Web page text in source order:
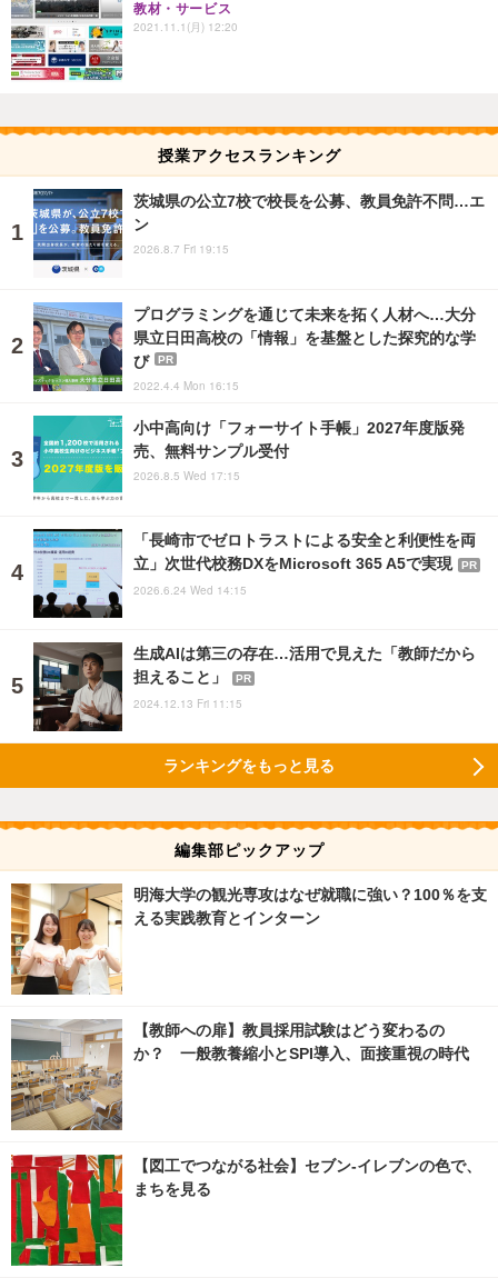
教材・サービス
2021.11.1(月) 12:20
授業アクセスランキング
茨城県の公立7校で校長を公募、教員免許不問…エ
ン
2026.8.7 Fri 19:15
プログラミングを通じて未来を拓く人材へ…大分
県立日田高校の「情報」を基盤とした探究的な学
び
PR
2022.4.4 Mon 16:15
小中高向け「フォーサイト手帳」2027年度版発
売、無料サンプル受付
2026.8.5 Wed 17:15
「長崎市でゼロトラストによる安全と利便性を両
立」次世代校務DXをMicrosoft 365 A5で実現
PR
2026.6.24 Wed 14:15
生成AIは第三の存在…活用で見えた「教師だから
担えること」
PR
2024.12.13 Fri 11:15
ランキングをもっと見る
編集部ピックアップ
明海大学の観光専攻はなぜ就職に強い？100％を支
える実践教育とインターン
【教師への扉】教員採用試験はどう変わるの
か？ 一般教養縮小とSPI導入、面接重視の時代
【図工でつながる社会】セブン‐イレブンの色で、
まちを見る